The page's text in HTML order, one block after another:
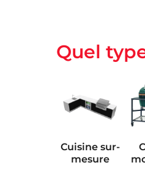
Quel
Cuisine sur-
mesure